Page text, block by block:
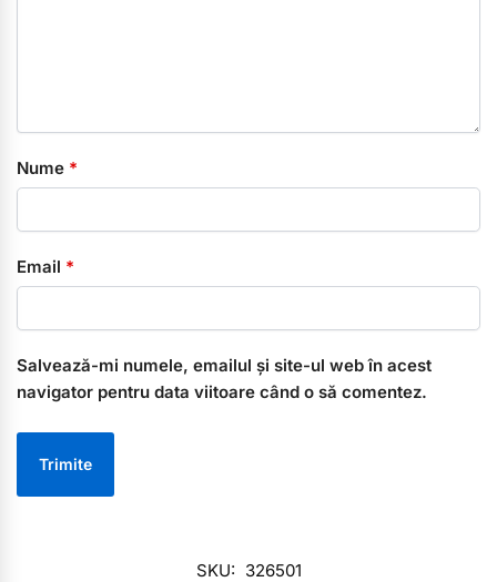
Nume *
Email *
Salvează-mi numele, emailul și site-ul web în acest
navigator pentru data viitoare când o să comentez.
SKU: 326501